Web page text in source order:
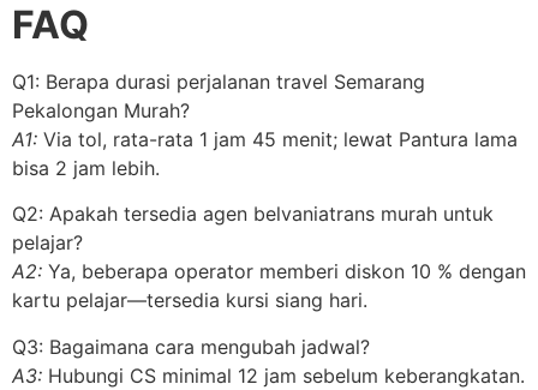
FAQ
Q1: Berapa durasi perjalanan travel Semarang
Pekalongan Murah?
A1: Via tol, rata-rata 1 jam 45 menit; lewat Pantura lama
bisa 2 jam lebih.
Q2: Apakah tersedia agen belvaniatrans murah untuk
pelajar?
A2: Ya, beberapa operator memberi diskon 10 % dengan
kartu pelajar—tersedia kursi siang hari.
Q3: Bagaimana cara mengubah jadwal?
A3: Hubungi CS minimal 12 jam sebelum keberangkatan.